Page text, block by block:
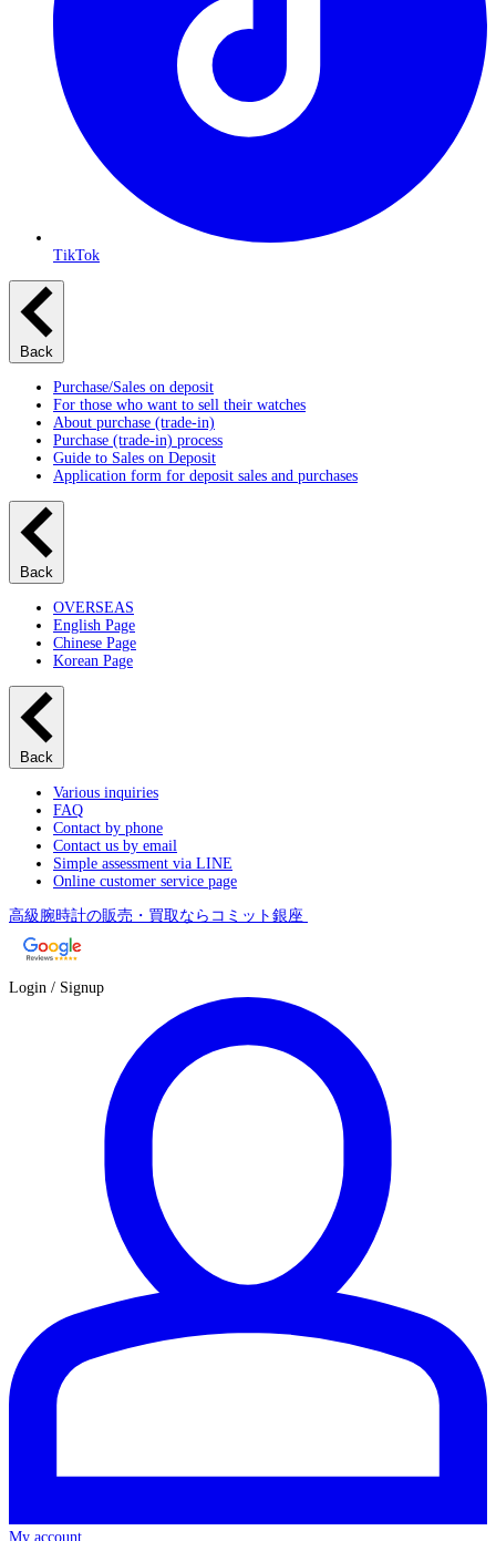
TikTok
Back
Purchase/Sales on deposit
For those who want to sell their watches
About purchase (trade-in)
Purchase (trade-in) process
Guide to Sales on Deposit
Application form for deposit sales and purchases
Back
OVERSEAS
English Page
Chinese Page
Korean Page
Back
Various inquiries
FAQ
Contact by phone
Contact us by email
Simple assessment via LINE
Online customer service page
高級腕時計の販売・買取ならコミット銀座
Login / Signup
My account